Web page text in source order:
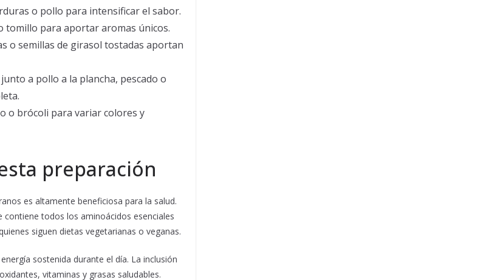
o pollo para intensificar el sabor.
tomillo para aportar aromas únicos.
o semillas de girasol tostadas aportan
a pollo a la plancha, pescado o
o brócoli para variar colores y
preparación
es altamente beneficiosa para la salud.
todos los aminoácidos esenciales
siguen dietas vegetarianas o veganas.
sostenida durante el día. La inclusión
vitaminas y grasas saludables.